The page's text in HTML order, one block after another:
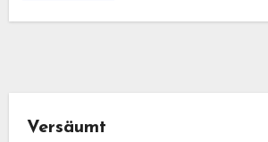
Versäumt